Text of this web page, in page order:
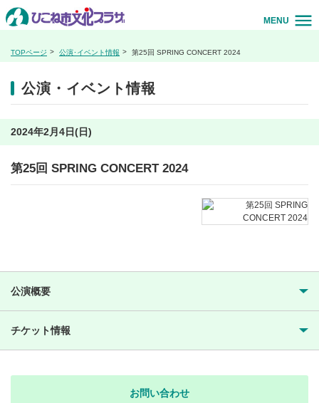
MENU
TOPページ 公演･イベント情報 第25回 SPRING CONCERT 2024
公演・イベント情報
2024年2月4日(日)
第25回 SPRING CONCERT 2024
公演概要
チケット情報
お問い合わせ